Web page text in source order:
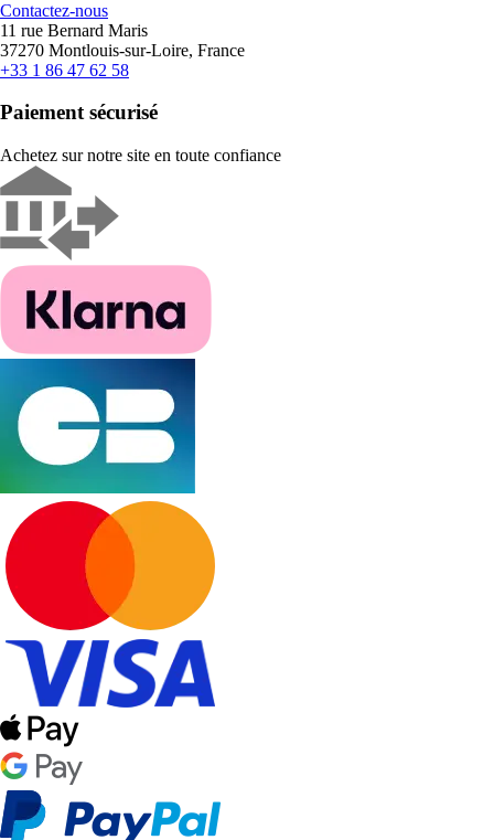
Contactez-nous
11 rue Bernard Maris
37270 Montlouis-sur-Loire, France
+33 1 86 47 62 58
Paiement sécurisé
Achetez sur notre site en toute confiance